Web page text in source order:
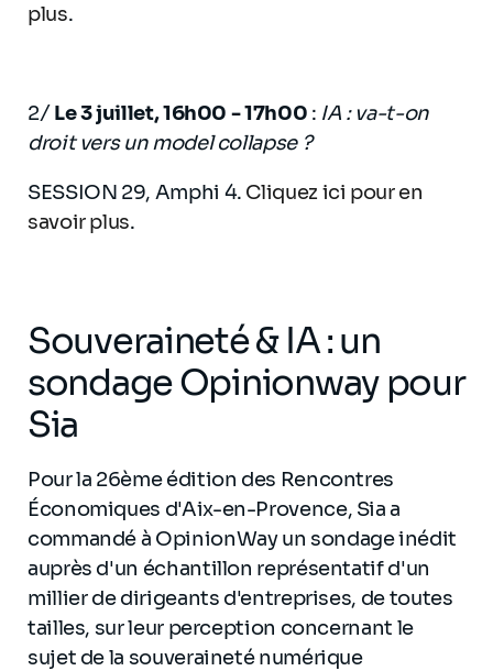
plus.
2/Le 3 juillet, 16h00 - 17h00 : IA : va-t-on
droit vers un model collapse ?
SESSION 29, Amphi 4. Cliquez ici pour en
savoir plus.
Souveraineté & IA : un
sondage Opinionway pour
Sia
Pour la 26ème édition des Rencontres
Économiques d'Aix-en-Provence, Sia a
commandé à OpinionWay un sondage inédit
auprès d'un échantillon représentatif d'un
millier de dirigeants d'entreprises, de toutes
tailles, sur leur perception concernant le
sujet de la souveraineté numérique